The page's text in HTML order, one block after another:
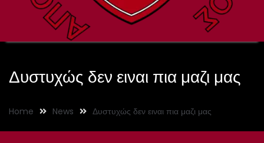
Δυστυχώς δεν ειναι πια μαζι μας
Home News Δυστυχώς δεν ειναι πια μαζι μας